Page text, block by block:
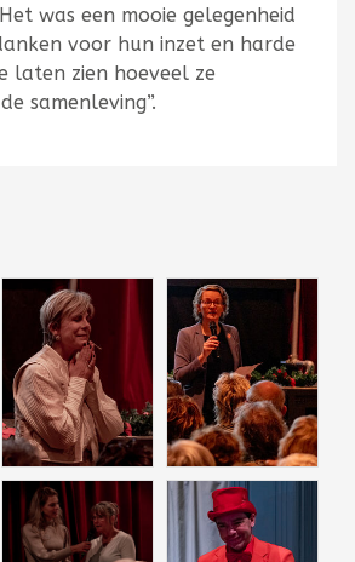
was een mooie gelegenheid
voor hun inzet en harde
laten zien hoeveel ze
samenleving”.